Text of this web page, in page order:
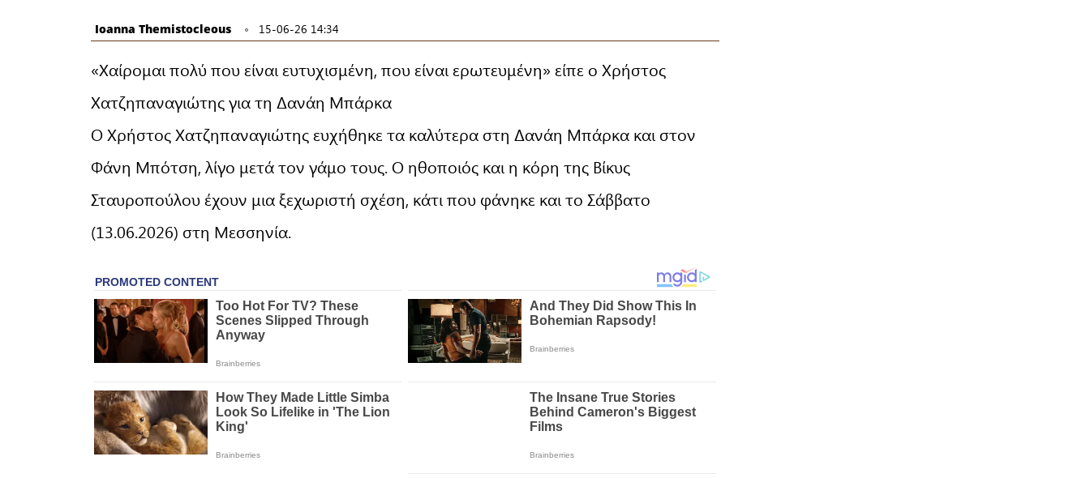
Ioanna Themistocleous 15-06-26 14:34
«Χαίρομαι πολύ που είναι ευτυχισμένη, που είναι ερωτευμένη» είπε ο Χρήστος
Χατζηπαναγιώτης για τη Δανάη Μπάρκα
Ο Χρήστος Χατζηπαναγιώτης ευχήθηκε τα καλύτερα στη Δανάη Μπάρκα και στον
Φάνη Μπότση, λίγο μετά τον γάμο τους. Ο ηθοποιός και η κόρη της Βίκυς
Σταυροπούλου έχουν μια ξεχωριστή σχέση, κάτι που φάνηκε και το Σάββατο
(13.06.2026) στη Μεσσηνία.